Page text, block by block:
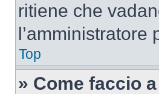
ritiene che
l’amministratore
Top
» Come faccio